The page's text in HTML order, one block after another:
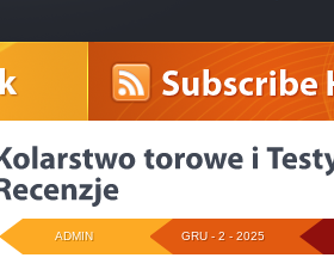
GRU - 2 - 2025
ADMIN